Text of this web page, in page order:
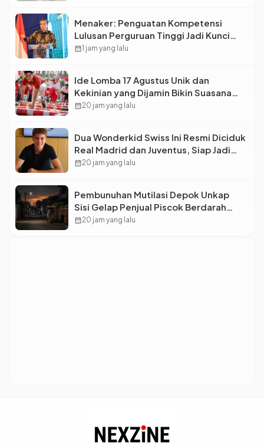
Menaker: Penguatan Kompetensi
Lulusan Perguruan Tinggi Jadi Kunci
Menjawab Kebutuhan Dunia Kerja
calendar_month1 jam yang lalu
Ide Lomba 17 Agustus Unik dan
Kekinian yang Dijamin Bikin Suasana
Makin Pecah
calendar_month20 jam yang lalu
Dua Wonderkid Swiss Ini Resmi Diciduk
Real Madrid dan Juventus, Siap Jadi
Bintang Baru Eropa
calendar_month20 jam yang lalu
Pembunuhan Mutilasi Depok Unkap
Sisi Gelap Penjual Piscok Berdarah
Dingin
calendar_month20 jam yang lalu